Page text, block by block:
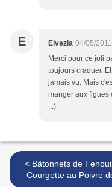
E Elvezia 04/05/
Merci pour ce joli
toujours craquer.
jamais vu. Mais
manger aux figues
...)
< Bâtonnets de Fenouil-
Courgette au Poivre